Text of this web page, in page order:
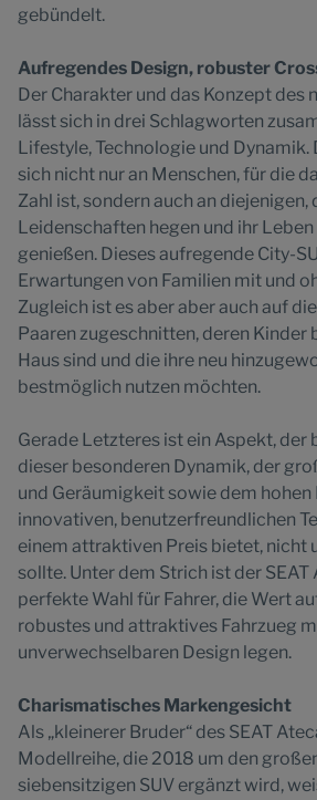
gebündelt.
Aufregendes Design, robuster
Der Charakter und das Konzept des
lässt sich in drei Schlagworten
Lifestyle, Technologie und
sich nicht nur an Menschen, für die
Zahl ist, sondern auch an diejenigen,
Leidenschaften hegen und ihr
genießen. Dieses aufregende City-
Erwartungen von Familien mit und
Zugleich ist es aber aber auch auf
Paaren zugeschnitten, deren Kinder
Haus sind und die ihre neu
bestmöglich nutzen möchten.
Gerade Letzteres ist ein Aspekt, der
dieser besonderen Dynamik, der
und Geräumigkeit sowie dem
innovativen, benutzerfreundlichen
einem attraktiven Preis bietet, nicht
sollte. Unter dem Strich ist der
perfekte Wahl für Fahrer, die Wert
robustes und attraktives Fahrzueg
unverwechselbaren Design legen.
Charismatisches Markengesicht
Als „kleinerer Bruder“ des SEAT
Modellreihe, die 2018 um den
siebensitzigen SUV ergänzt wird,